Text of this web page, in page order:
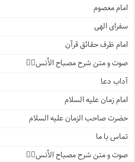
امام معصوم
سفرای الهی
امام ظرف حقائق قرآن
صوت و متن شرح مصباح الأنس۲️⃣
آداب دعا
امام زمان علیه السلام
حضرت صاحب الزمان علیه السلام
تماس با ما
صوت و متن شرح مصباح الأنس۱️⃣